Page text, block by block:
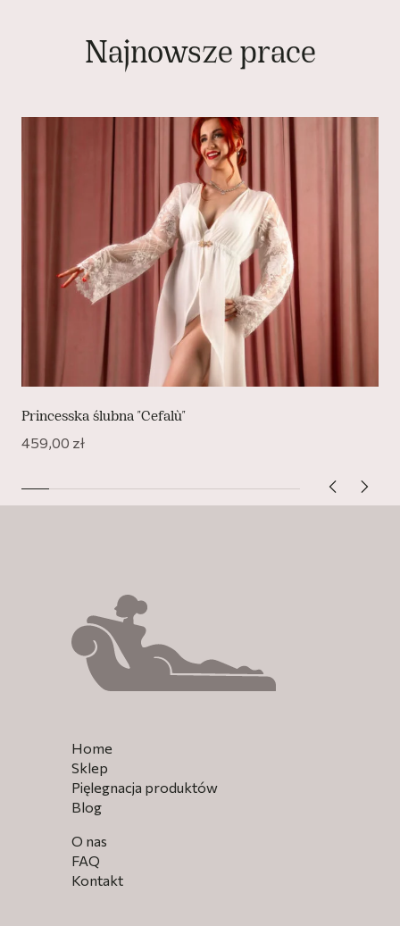
Najnowsze prace
Princesska ślubna "Cefalù"
459,00 zł
Home
Sklep
Pięlegnacja produktów
Blog
O nas
FAQ
Kontakt